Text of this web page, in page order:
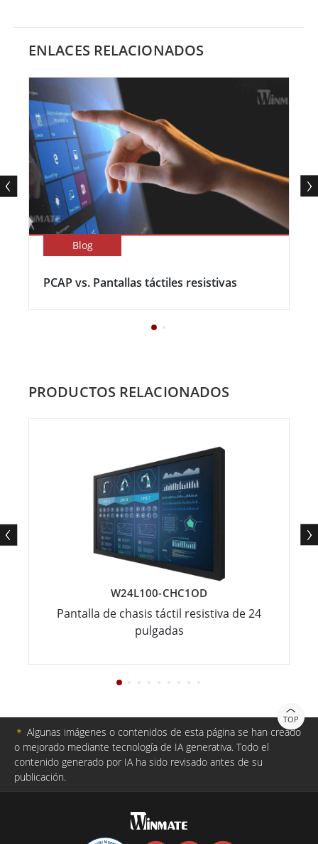
ENLACES RELACIONADOS
Blog
PCAP vs. Pantallas táctiles resistivas
PRODUCTOS RELACIONADOS
W24L100-CHC1OD
Pantalla de chasis táctil resistiva de 24
pulgadas
TOP
＊ Algunas imágenes o contenidos de esta página se han creado
o mejorado mediante tecnología de IA generativa. Todo el
contenido generado por IA ha sido revisado antes de su
publicación.